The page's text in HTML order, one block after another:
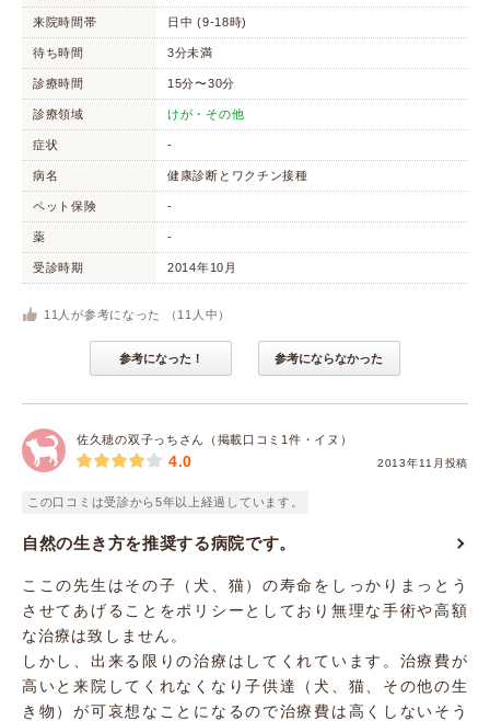
来院時間帯 日中 (9-18時)
待ち時間 3分未満
診療時間 15分〜30分
診療領域 けが・その他
症状 -
病名 健康診断とワクチン接種
ペット保険 -
薬 -
受診時期 2014年10月
11 人が参考になった （ 11 人中）
参考になった！ 参考にならなかった
佐久穂の双子っちさん（掲載口コミ1件・イヌ）
2013年11月投稿
4.0
この口コミは受診から5年以上経過しています。
自然の生き方を推奨する病院です。
ここの先生はその子（犬、猫）の寿命をしっかりまっとう
させてあげることをポリシーとしており無理な手術や高額
な治療は致しません。
しかし、出来る限りの治療はしてくれています。治療費が
高いと来院してくれなくなり子供達（犬、猫、その他の生
き物）が可哀想なことになるので治療費は高くしないそう